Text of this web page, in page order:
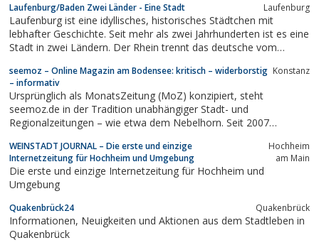
Laufenburg/Baden Zwei Länder - Eine Stadt Laufenburg
Laufenburg ist eine idyllisches, historisches Städtchen mit
lebhafter Geschichte. Seit mehr als zwei Jahrhunderten ist es eine
Stadt in zwei Ländern. Der Rhein trennt das deutsche vom
Laufenburg viele Gemeinsamkeiten bewahrt.
seemoz – Online Magazin am Bodensee: kritisch – widerborstig
– informativ
Konstanz
Ursprünglich als MonatsZeitung (MoZ) konzipiert, steht
seemoz.de in der Tradition unabhängiger Stadt- und
Regionalzeitungen – wie etwa dem Nebelhorn. Seit 2007
politische und kulturelle Geschehen im
Bodenseeraum.seemoz.de publiziert täglich neue Artikel, ...
WEINSTADT JOURNAL – Die erste und einzige
Internetzeitung für Hochheim und Umgebung
Hochheim
am Main
Die erste und einzige Internetzeitung für Hochheim und
Umgebung
Quakenbrück24 Quakenbrück
Informationen, Neuigkeiten und Aktionen aus dem Stadtleben in
Quakenbrück